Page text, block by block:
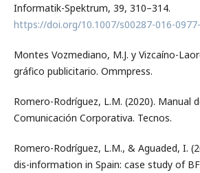
Informatik-Spektrum, 39, 310–314.
https://doi.org/10.1007/s00287-016-
Montes Vozmediano, M.J. y Vizcaíno-
gráfico publicitario. Ommpress.
Romero-Rodríguez, L.M. (2020). Manual
Comunicación Corporativa. Tecnos.
Romero-Rodríguez, L.M., & Aguaded, I.
dis-information in Spain: case study of